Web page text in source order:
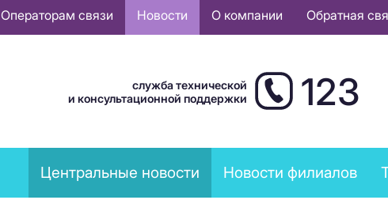
Операторам связи Новости О компании Обратная
служба технической
и консультационной поддержки
123
News
menu
Центральные новости Новости филиалов